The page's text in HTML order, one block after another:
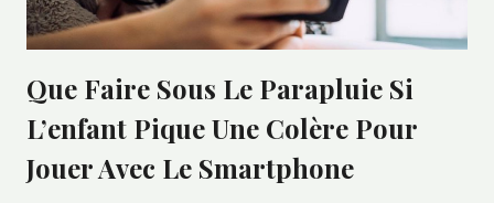
Que Faire Sous Le Parapluie Si
L’enfant Pique Une Colère Pour
Jouer Avec Le Smartphone